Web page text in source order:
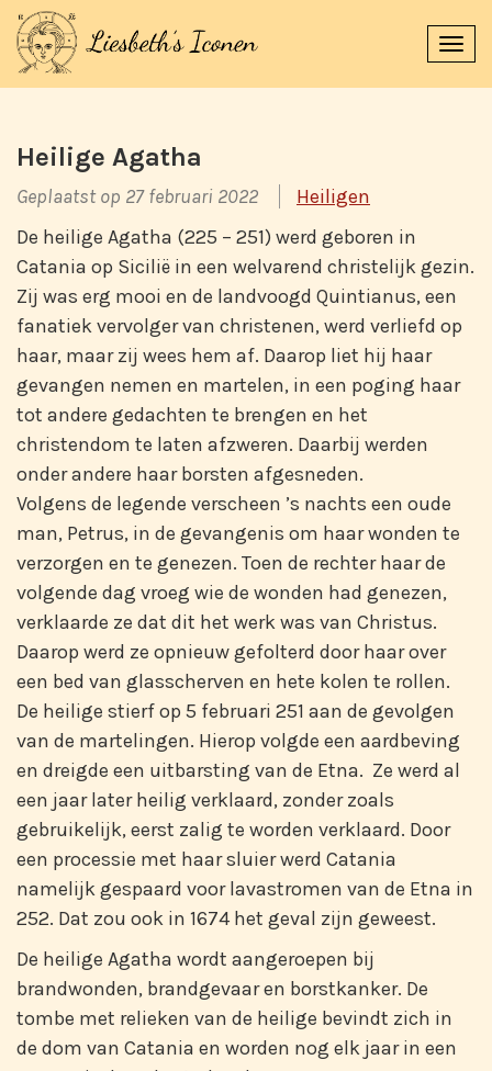
Heilige Agatha
Geplaatst op 27 februari 2022
Heiligen
De heilige Agatha (225 – 251) werd geboren in
Catania op Sicilië in een welvarend christelijk gezin.
Zij was erg mooi en de landvoogd Quintianus, een
fanatiek vervolger van christenen, werd verliefd op
haar, maar zij wees hem af. Daarop liet hij haar
gevangen nemen en martelen, in een poging haar
tot andere gedachten te brengen en het
christendom te laten afzweren. Daarbij werden
onder andere haar borsten afgesneden.
Volgens de legende verscheen ’s nachts een oude
man, Petrus, in de gevangenis om haar wonden te
verzorgen en te genezen. Toen de rechter haar de
volgende dag vroeg wie de wonden had genezen,
verklaarde ze dat dit het werk was van Christus.
Daarop werd ze opnieuw gefolterd door haar over
een bed van glasscherven en hete kolen te rollen.
De heilige stierf op 5 februari 251 aan de gevolgen
van de martelingen. Hierop volgde een aardbeving
en dreigde een uitbarsting van de Etna. Ze werd al
een jaar later heilig verklaard, zonder zoals
gebruikelijk, eerst zalig te worden verklaard. Door
een processie met haar sluier werd Catania
namelijk gespaard voor lavastromen van de Etna in
252. Dat zou ook in 1674 het geval zijn geweest.
De heilige Agatha wordt aangeroepen bij
brandwonden, brandgevaar en borstkanker. De
tombe met relieken van de heilige bevindt zich in
de dom van Catania en worden nog elk jaar in een